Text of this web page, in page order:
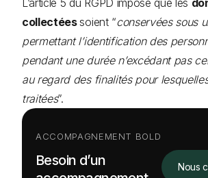
L’article 5 du RGPD impose que les
collectéessoient “conservées sous
permettant l’identification des
pendant une durée n’excédant pas
au regard des finalités pour
traitées”.
ACCOMPAGNEMENT BOLD
Besoin d’un
Nous